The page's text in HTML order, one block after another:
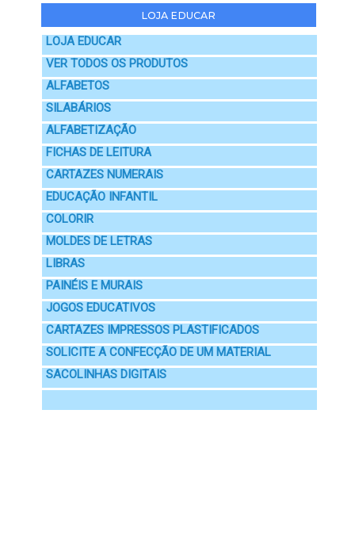
LOJA EDUCAR
LOJA EDUCAR
VER TODOS OS PRODUTOS
ALFABETOS
SILABÁRIOS
ALFABETIZAÇÃO
FICHAS DE LEITURA
CARTAZES NUMERAIS
EDUCAÇÃO INFANTIL
COLORIR
MOLDES DE LETRAS
LIBRAS
PAINÉIS E MURAIS
JOGOS EDUCATIVOS
CARTAZES IMPRESSOS PLASTIFICADOS
SOLICITE A CONFECÇÃO DE UM MATERIAL
SACOLINHAS DIGITAIS